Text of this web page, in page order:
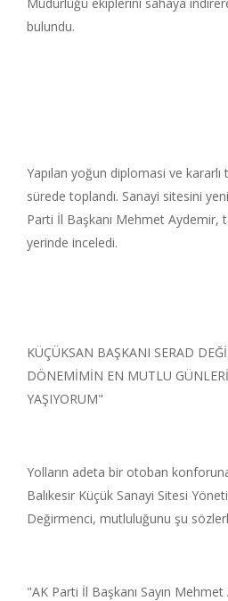
bulundu.
Yapılan yoğun diplomasi ve
sürede toplandı. Sanayi sitesini
Parti İl Başkanı Mehmet Aydemir,
yerinde inceledi.
KÜÇÜKSAN BAŞKANI SERAD
DÖNEMİMİN EN MUTLU
YAŞIYORUM"
Yolların adeta bir otoban konforuna
Balıkesir Küçük Sanayi Sitesi
Değirmenci, mutluluğunu şu
"AK Parti İl Başkanı Sayın